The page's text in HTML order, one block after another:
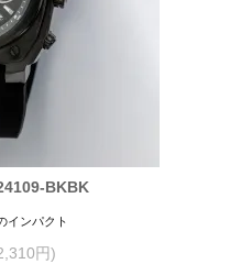
BKBK
インパクト
円)